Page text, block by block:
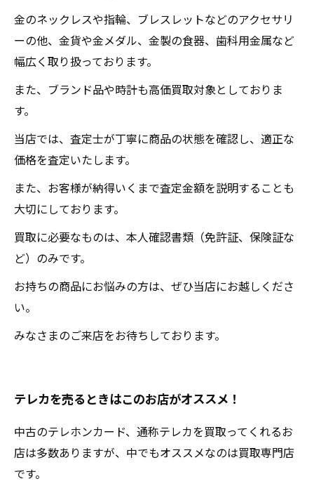
金のネックレスや指輪、ブレスレットなどのアクセサリ
ーの他、金貨や金メダル、金製の食器、歯科用金属など
幅広く取り扱っております。
また、ブランド品や時計も高価買取対象としておりま
す。
当店では、査定士が丁寧に商品の状態を確認し、適正な
価格を査定いたします。
また、お客様が納得いくまで査定金額を説明することも
大切にしております。
買取に必要なものは、本人確認書類（免許証、保険証な
ど）のみです。
お持ちの商品にお悩みの方は、ぜひ当店にお越しくださ
い。
みなさまのご来店をお待ちしております。
テレカを売るときはこのお店がオススメ！
中古のテレホンカード、通称テレカを買取ってくれるお
店は多数ありますが、中でもオススメなのは買取専門店
です。